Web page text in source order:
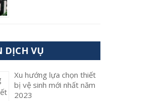
DỊCH VỤ
Xu hướng lựa chọn thiết
bị vệ sinh mới nhất năm
2023